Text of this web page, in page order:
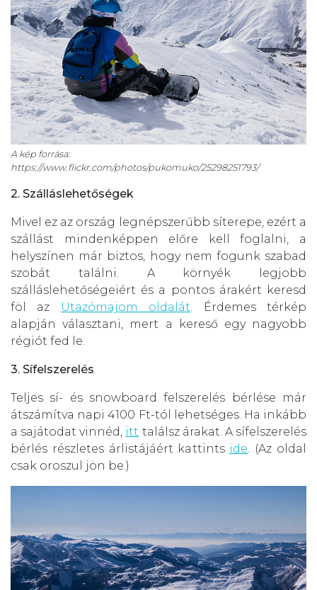
A kép forrása:
https://www.flickr.com/photos/pukomuko/25298251793/
2. Szálláslehetőségek
Mivel ez az ország legnépszerűbb síterepe, ezért a
szállást mindenképpen előre kell foglalni, a
helyszínen már biztos, hogy nem fogunk szabad
szobát találni. A környék legjobb
szálláslehetőségeiért és a pontos árakért keresd
föl az
Utazómajom oldalát. Érdemes térkép
alapján választani, mert a kereső egy nagyobb
régiót fed le.
3. Sífelszerelés
Teljes sí- és snowboard felszerelés bérlése már
átszámítva napi 4100 Ft-tól lehetséges. Ha inkább
a sajátodat vinnéd, itt találsz árakat. A sífelszerelés
bérlés részletes árlistájáért kattints ide. (Az oldal
csak oroszul jön be.)